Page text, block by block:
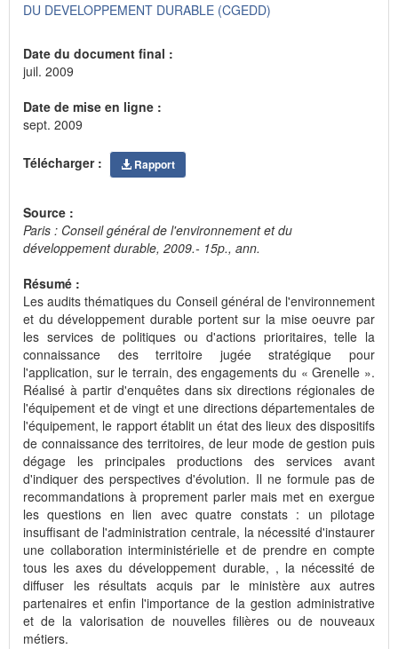
DU DEVELOPPEMENT DURABLE (CGEDD)
Date du document final :
juil. 2009
Date de mise en ligne :
sept. 2009
Télécharger : Rapport
Source :
Paris : Conseil général de l'environnement et du
développement durable, 2009.- 15p., ann.
Résumé :
Les audits thématiques du Conseil général de l'environnement
et du développement durable portent sur la mise oeuvre par
les services de politiques ou d'actions prioritaires, telle la
connaissance des territoire jugée stratégique pour
l'application, sur le terrain, des engagements du « Grenelle ».
Réalisé à partir d'enquêtes dans six directions régionales de
l'équipement et de vingt et une directions départementales de
l'équipement, le rapport établit un état des lieux des dispositifs
de connaissance des territoires, de leur mode de gestion puis
dégage les principales productions des services avant
d'indiquer des perspectives d'évolution. Il ne formule pas de
recommandations à proprement parler mais met en exergue
les questions en lien avec quatre constats : un pilotage
insuffisant de l'administration centrale, la nécessité d'instaurer
une collaboration interministérielle et de prendre en compte
tous les axes du développement durable, , la nécessité de
diffuser les résultats acquis par le ministère aux autres
partenaires et enfin l'importance de la gestion administrative
et de la valorisation de nouvelles filières ou de nouveaux
métiers.